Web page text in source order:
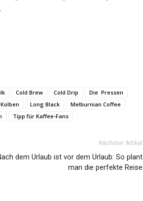
Cold Brew Cold Drip
Die Pressen
Kolben Long Black
Melburnian Coffee
Tipp für Kaffee-Fans
Nächster Artikel
dem Urlaub ist vor dem Urlaub: So plant
man die perfekte Reise